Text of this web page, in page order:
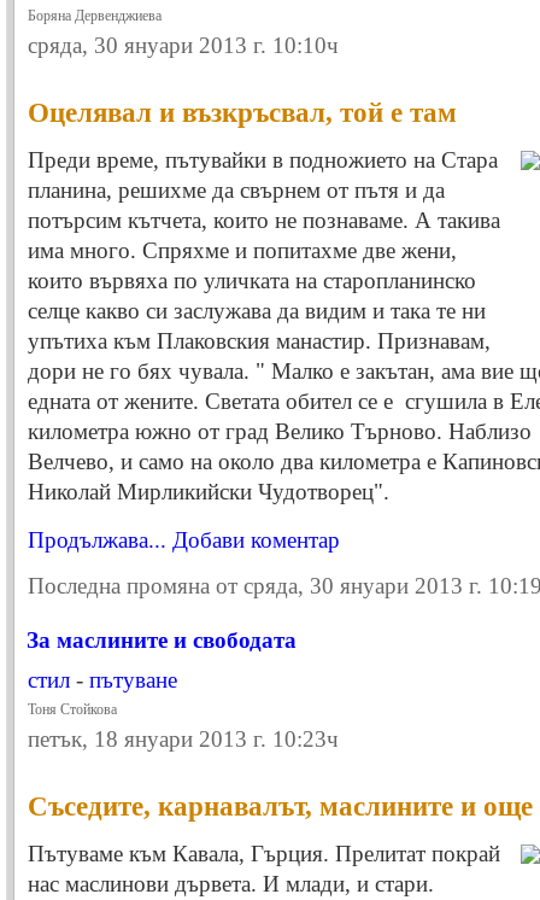
Боряна Дервенджиева
сряда, 30 януари 2013 г. 10:10ч
Оцелявал и възкръсвал, той е там
Преди време, пътувайки в подножието на Стара
планина, решихме да свърнем от пътя и да
потърсим кътчета, които не познаваме. А такива
има много. Спряхме и попитахме две жени,
които вървяха по уличката на старопланинско
селце какво си заслужава да видим и така те ни
упътиха към Плаковския манастир. Признавам,
дори не го бях чувала. " Малко е закътан, ама вие
едната от жените. Светата обител се е сгушила в
километра южно от град Велико Търново. Наблизо
Велчево, и само на около два километра е
Николай Мирликийски Чудотворец".
Продължава... Добави коментар
Последна промяна от сряда, 30 януари 2013 г.
За маслините и свободата
стил - пътуване
Тоня Стойкова
петък, 18 януари 2013 г. 10:23ч
Съседите, карнавалът, маслините и
Пътуваме към Кавала, Гърция. Прелитат покрай
нас маслинови дървета. И млади, и стари.